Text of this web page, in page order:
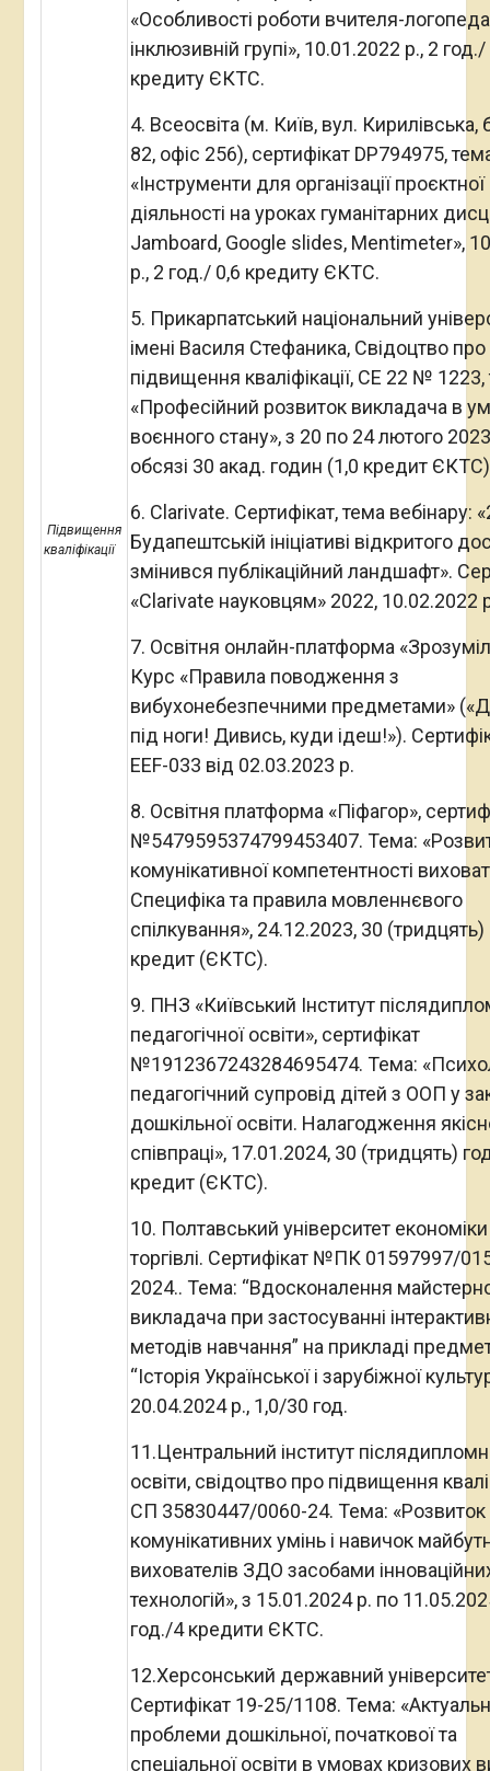
Підвищення
кваліфікації
«Особливості роботи вчителя-
інклюзивній групі», 10.01.2022 р., 2 год./
кредиту ЄКТС.
4. Всеосвіта (м. Київ, вул. Кирилівська,
82, офіс 256), сертифікат DP794975,
«Інструменти для організації проєктної
діяльності на уроках гуманітарних
Jamboard, Google slides, Mentimeter»,
р., 2 год./ 0,6 кредиту ЄКТС.
5. Прикарпатський національний
імені Василя Стефаника, Свідоцтво про
підвищення кваліфікації, CE 22 № 1223,
«Професійний розвиток викладача в
воєнного стану», з 20 по 24 лютого
обсязі 30 акад. годин (1,0 кредит
6. Clarivate. Сертифікат, тема вебінару:
Будапештській ініціативі відкритого
змінився публікаційний ландшафт».
«Clarivate науковцям» 2022, 10.02.2022
7. Освітня онлайн-платформа
Курс «Правила поводження з
вибухонебезпечними предметами»
під ноги! Дивись, куди ідеш!»).
EEF-033 від 02.03.2023 р.
8. Освітня платформа «Піфагор»,
№5479595374799453407. Тема:
комунікативної компетентності
Специфіка та правила мовленнєвого
спілкування», 24.12.2023, 30
кредит (ЄКТС).
9. ПНЗ «Київський Інститут
педагогічної освіти», сертифікат
№1912367243284695474. Тема:
педагогічний супровід дітей з ООП у
дошкільної освіти. Налагодження
співпраці», 17.01.2024, 30 (тридцять)
кредит (ЄКТС).
10. Полтавський університет економіки
торгівлі. Сертифікат №ПК 01597997/
2024.. Тема: “Вдосконалення
викладача при застосуванні
методів навчання” на прикладі
“Історія Української і зарубіжної
20.04.2024 р., 1,0/30 год.
11.Центральний інститут
освіти, свідоцтво про підвищення
СП 35830447/0060-24. Тема: «Розвиток
комунікативних умінь і навичок
вихователів ЗДО засобами
технологій», з 15.01.2024 р. по
год./4 кредити ЄКТС.
12.Херсонський державний
Сертифікат 19-25/1108. Тема:
проблеми дошкільної, початкової та
спеціальної освіти в умовах кризових